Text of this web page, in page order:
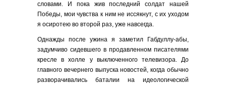
словами. И пока жив последний солдат нашей
Победы, мои чувства к ним не иссякнут, с их уходом
я осиротею во второй раз, уже навсегда.
Однажды после ужина я заметил Габдуллу-абы,
задумчиво сидевшего в продавленном писателями
кресле в холле у выключенного телевизора. До
главного вечернего выпуска новостей, когда обычно
разворачивались баталии на идеологической